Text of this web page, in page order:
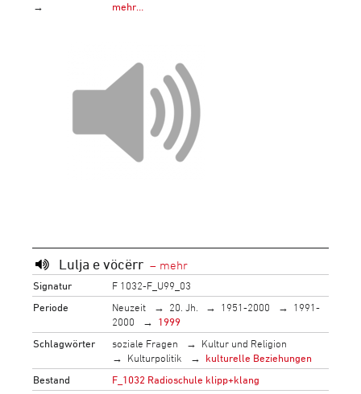
→ mehr…
Lulja e vöcërr
Signatur
F 1032-F_U99_03
Periode
Neuzeit 20. Jh. 1951-2000
1991-
2000
1999
Schlagwörter
soziale Fragen
Kultur und Religion
Kulturpolitik
kulturelle Beziehungen
Bestand
F_1032 Radioschule klipp+klang